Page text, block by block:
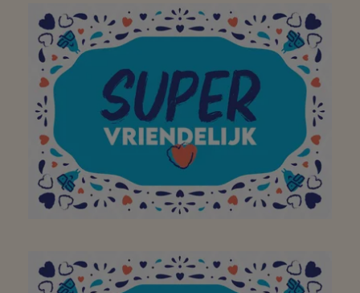
À mon supermarché de
quartier préféré pour
avoir égayé ma visite
dans votre magasin
avec un large sourire !
Merci!